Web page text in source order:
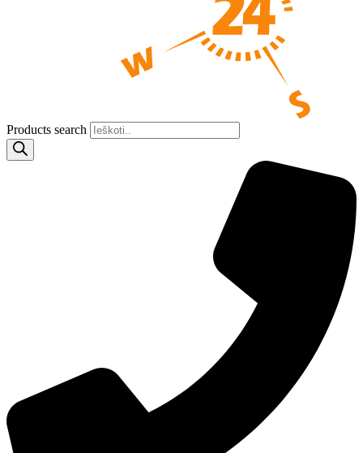
Products search